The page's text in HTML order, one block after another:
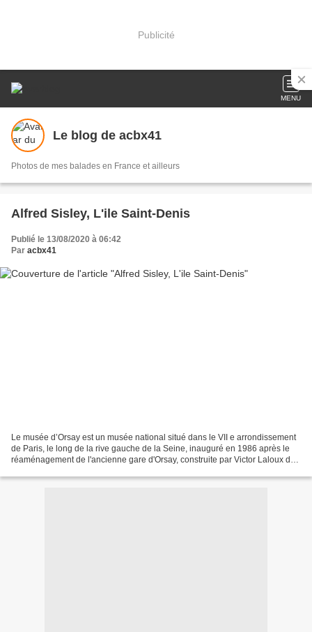
Publicité
MENU
Le blog de acbx41
Photos de mes balades en France et ailleurs
Alfred Sisley, L'ile Saint-Denis
Publié le 13/08/2020 à 06:42
Par acbx41
Le musée d’Orsay est un musée national situé dans le VII e arrondissement
de Paris, le long de la rive gauche de la Seine, inauguré en 1986 après le
réaménagement de l'ancienne gare d'Orsay, construite par Victor Laloux de